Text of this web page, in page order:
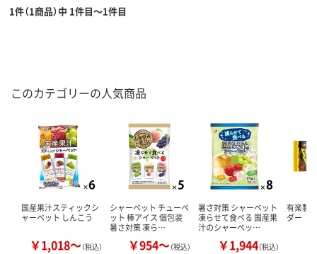
1件（1商品）中 1件目～1件目
このカテゴリーの人気商品
国産果汁スティックシ
ャーベット しんこう
￥1,018～（税込）
シャーベット チューペ
ット 棒アイス 個包装
暑さ対策 凍ら…
￥954～（税込）
暑さ対策 シャーベット
凍らせて食べる 国産果
汁のシャーベッ…
￥1,944（税込）
有楽製
ダー